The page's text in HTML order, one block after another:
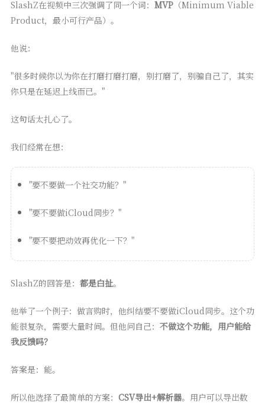
SlashZ在视频中三次强调了同一个词： MVP（Minimum Viable
Product，最小可行产品）。
他说：
"很多时候你以为你在打磨打磨打磨，别打磨了，别骗自己了，其实
你只是在延迟上线而已。"
这句话太扎心了。
我们经常在想：
"要不要做一个社交功能？"
"要不要做iCloud同步？"
"要不要把动效再优化一下？"
SlashZ的回答是： 都是白扯。
他举了一个例子：做言购时，他纠结要不要做iCloud同步。这个功
能很复杂，需要大量时间。但他问自己： 不做这个功能，用户能给
我反馈吗？
答案是：能。
所以他选择了最简单的方案： CSV导出+解析器。用户可以导出数